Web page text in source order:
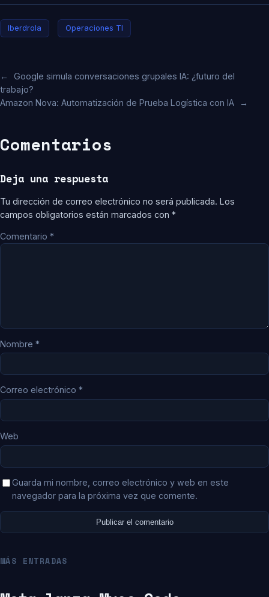
Iberdrola Operaciones TI
←
Google simula conversaciones grupales IA: ¿futuro del
trabajo?
Amazon Nova: Automatización de Prueba Logística con IA
→
Comentarios
Deja una respuesta
Tu dirección de correo electrónico no será publicada. Los
campos obligatorios están marcados con *
Comentario *
Nombre *
Correo electrónico *
Web
Guarda mi nombre, correo electrónico y web en este
navegador para la próxima vez que comente.
MÁS ENTRADAS